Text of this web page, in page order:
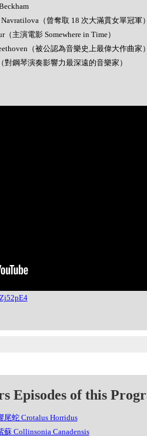
（曾奪取 18 次大滿貫女單冠軍
主演電影 Somewhere in Time）
（被公認為音樂史上最偉大作曲家
鋼琴演奏影響力最深遠的音樂家）
Episodes of this
尾蛇 Crotalus Horridus
蘇 Collinsonia Canadensis